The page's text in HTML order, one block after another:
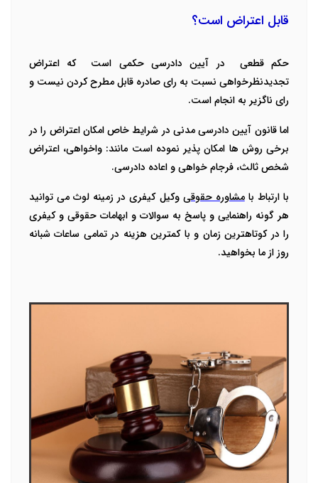
قابل اعتراض است؟
حکم قطعی در آیین دادرسی حکمی است که اعتراض
تجدیدنظرخواهی نسبت به رای صادره قابل مطرح کردن نیست و
رای ناگزیر به انجام است.
اما قانون آیین دادرسی مدنی در شرایط خاص امکان اعتراض را در
برخی روش ها امکان پذیر نموده است مانند: واخواهی، اعتراض
شخص ثالث، فرجام خواهی و اعاده دادرسی.
با ارتباط بامشاوره حقوقی وکیل کیفری در زمینه لوث می توانید
هر گونه راهنمایی و پاسخ به سوالات و ابهامات حقوقی و کیفری
را در کوتاهترین زمان و با کمترین هزینه در تمامی ساعات شبانه
روز از ما بخواهید.